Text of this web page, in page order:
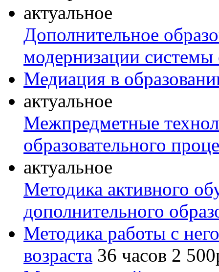
актуальное
Дополнительное
модернизации системы
Медиация в
актуальное
Межпредметные
образовательного
актуальное
Методика активного
дополнительного
Методика работы с
возраста 36 часов 2